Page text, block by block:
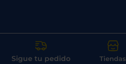
Sigue tu pedido Tiendas